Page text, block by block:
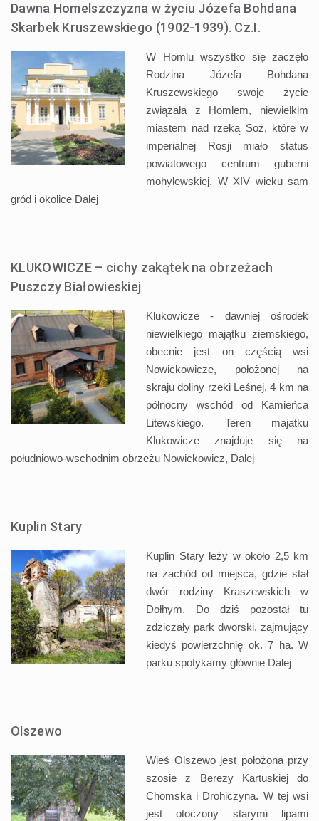
Dawna Homelszczyzna w życiu Józefa Bohdana
Skarbek Kruszewskiego (1902-1939). Cz.I.
W Homlu wszystko się zaczęło
Rodzina Józefa Bohdana
Kruszewskiego swoje życie
związała z Homlem, niewielkim
miastem nad rzeką Soż, które w
imperialnej Rosji miało status
powiatowego centrum guberni
mohylewskiej. W XIV wieku sam
gród i okolice Dalej
KLUKOWICZE – cichy zakątek na obrzeżach
Puszczy Białowieskiej
Klukowicze - dawniej ośrodek
niewielkiego majątku ziemskiego,
obecnie jest on częścią wsi
Nowickowicze, położonej na
skraju doliny rzeki Leśnej, 4 km na
północny wschód od Kamieńca
Litewskiego. Teren majątku
Klukowicze znajduje się na
południowo-wschodnim obrzeżu Nowickowicz, Dalej
Kuplin Stary
Kuplin Stary leży w około 2,5 km
na zachód od miejsca, gdzie stał
dwór rodziny Kraszewskich w
Dołhym. Do dziś pozostał tu
zdziczały park dworski, zajmujący
kiedyś powierzchnię ok. 7 ha. W
parku spotykamy głównie Dalej
Olszewo
Wieś Olszewo jest położona przy
szosie z Berezy Kartuskiej do
Chomska i Drohiczyna. W tej wsi
jest otoczony starymi lipami